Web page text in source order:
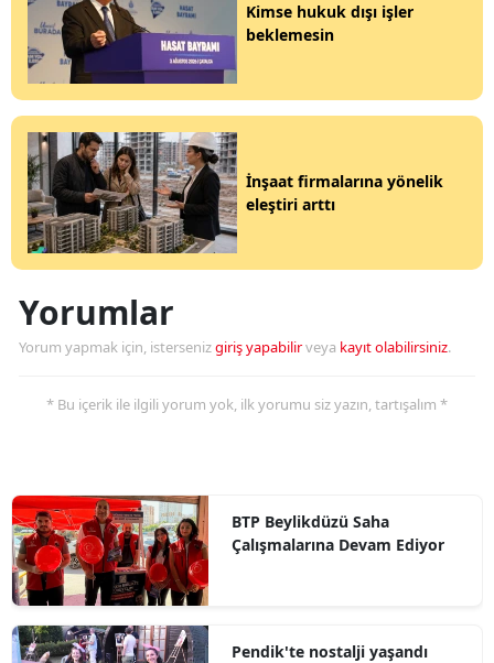
Kimse hukuk dışı işler
beklemesin
İnşaat firmalarına yönelik
eleştiri arttı
Yorumlar
Yorum yapmak için, istersenizgiriş yapabilirveya kayıt olabilirsiniz.
* Bu içerik ile ilgili yorum yok, ilk yorumu siz yazın, tartışalım *
BTP Beylikdüzü Saha
Çalışmalarına Devam Ediyor
Pendik'te nostalji yaşandı